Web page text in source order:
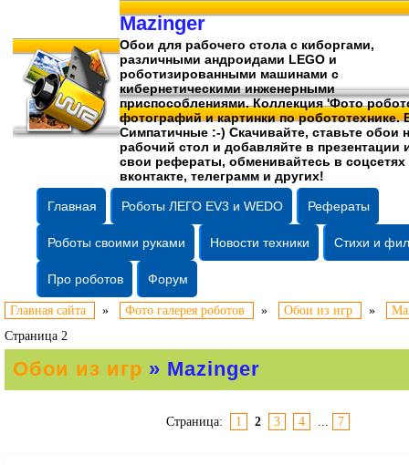
Mazinger
Обои для рабочего стола c киборгами,
различными андроидами LEGO и
роботизированными машинами c
кибернетическими инженерными
приспособлениями. Коллекция 'Фото
фотографийи картинки по робототехнике.
Симпатичные :-) Скачивайте, ставьте обои
рабочий стол и добавляйте в презентации
свои рефераты, обменивайтесь в соцсетях
вконтакте, телеграмм и других!
Главная Роботы ЛЕГО EV3 и WEDO Рефераты
Роботы своими руками Новости техники Стихи и
Про роботов Форум
Главная сайта » Фото галерея роботов » Обои из игр »
Страница 2
Обои из игр » Mazinger
Страница: 1 2 3 4 ... 7